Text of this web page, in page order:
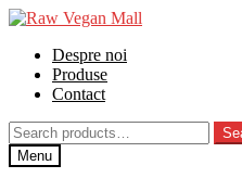
Skip
navigation
Skip
contentDespre noi
Produse
Contact
Search
for:Menu